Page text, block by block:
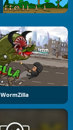
WormZilla